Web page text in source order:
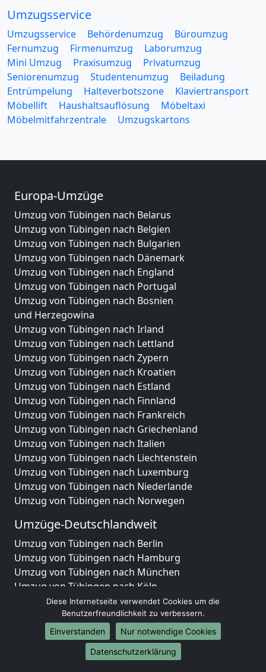
Umzugsservice
Umzugsservice Behördenumzug
Büroumzug
Fernumzug
Firmenumzug
Laborumzug
Mini Umzug
Praxisumzug
Privatumzug
Seniorenumzug
Studentenumzug
Beiladung
Entrümpelung
Halteverbotszone
Klaviertransport
Möbellift
Haushaltsauflösung
Möbeltaxi
Möbelmitfahrzentrale
Umzugskartons
Europa-Umzüge
Umzug von Tübingen nach Belarus
Umzug von Tübingen nach Belgien
Umzug von Tübingen nach Bulgarien
Umzug von Tübingen nach Dänemark
Umzug von Tübingen nach England
Umzug von Tübingen nach Portugal
Umzug von Tübingen nach Bosnien
und Herzegowina
Umzug von Tübingen nach Irland
Umzug von Tübingen nach Lettland
Umzug von Tübingen nach Zypern
Umzug von Tübingen nach Kroatien
Umzug von Tübingen nach Estland
Umzug von Tübingen nach Finnland
Umzug von Tübingen nach Frankreich
Umzug von Tübingen nach Griechenland
Umzug von Tübingen nach Italien
Umzug von Tübingen nach Liechtenstein
Umzug von Tübingen nach Luxemburg
Umzug von Tübingen nach Niederlande
Umzug von Tübingen nach Norwegen
Umzüge-Deutschlandweit
Umzug von Tübingen nach Berlin
Umzug von Tübingen nach Hamburg
Umzug von Tübingen nach München
Umzug von Tübingen nach Köln
Umzug von Tübingen nach Frankfurt am Main
Umzug von Tübingen nach Stuttgart
Umzug von Tübingen nach Düsseldorf
Umzug von Tübingen nach Leipzig
Umzug von Tübingen nach Dortmund
Diese Internetseite verwendet Cookies um die
Benutzerfreundlichkeit zu verbessern.
Einverstanden
Nur notwendige Cookies
Datenschutzerklärung